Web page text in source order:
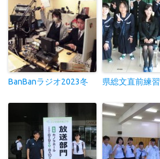
BanBanラジオ2023冬 県総文直前練習